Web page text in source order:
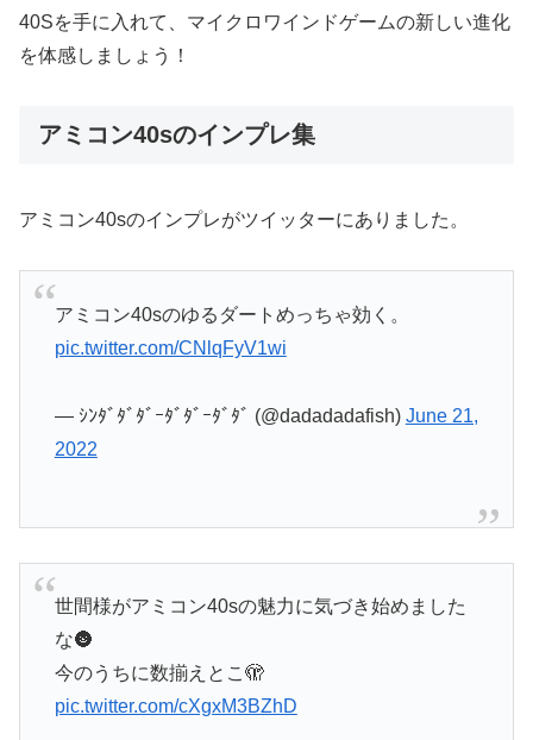
40Sを手に入れて、マイクロワインドゲームの新しい進化
を体感しましょう！
アミコン40sのインプレ集
アミコン40sのインプレがツイッターにありました。
アミコン40sのゆるダートめっちゃ効く。
pic.twitter.com/CNlqFyV1wi
— ｼﾝﾀﾞﾀﾞﾀﾞｰﾀﾞﾀﾞｰﾀﾞﾀﾞ (@dadadadafish) June 21,
2022
世間様がアミコン40sの魅力に気づき始めました
な🌚
今のうちに数揃えとこ🫣
pic.twitter.com/cXgxM3BZhD